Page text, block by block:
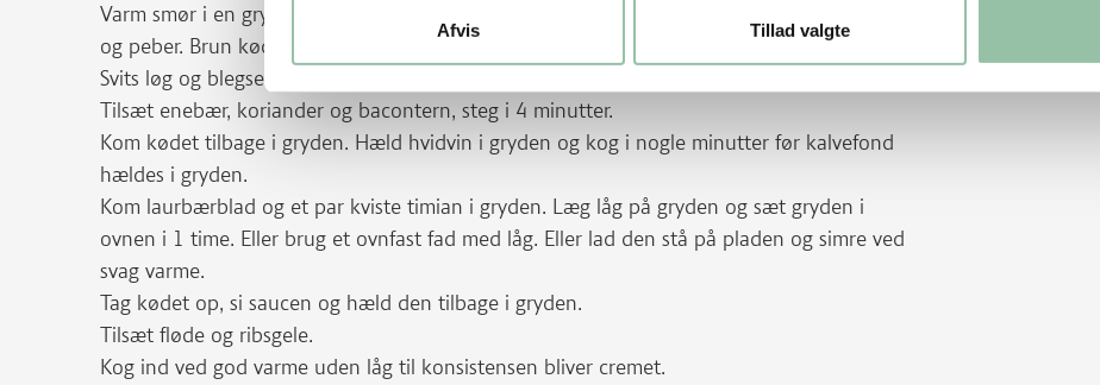
Afvis Tillad valgte
Varm smør i en gryde ved god varme. Dup kødet tørt med køkkenrulle og krydr med salt
og peber. Brun kødet på alle sider i alt 5-7 minutter. Tag kødet op.
Svits løg og blegselleri.
Tilsæt enebær, koriander og bacontern, steg i 4 minutter.
Kom kødet tilbage i gryden. Hæld hvidvin i gryden og kog i nogle minutter før kalvefond
hældes i gryden.
Kom laurbærblad og et par kviste timian i gryden. Læg låg på gryden og sæt gryden i
ovnen i 1 time. Eller brug et ovnfast fad med låg. Eller lad den stå på pladen og simre ved
svag varme.
Tag kødet op, si saucen og hæld den tilbage i gryden.
Tilsæt fløde og ribsgele.
Kog ind ved god varme uden låg til konsistensen bliver cremet.